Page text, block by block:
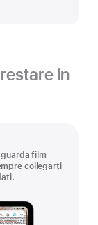
in
film
collegarti